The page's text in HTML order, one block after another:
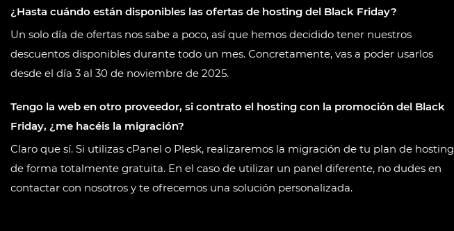
¿Hasta cuándo están disponibles las ofertas de hosting del Black Friday?
Un solo día de ofertas nos sabe a poco, así que hemos decidido tener nuestros
descuentos disponibles durante todo un mes. Concretamente, vas a poder usarlos
desde el día 3 al 30 de noviembre de 2025.
Tengo la web en otro proveedor, si contrato el hosting con la promoción del Black
Friday, ¿me hacéis la migración?
Claro que sí. Si utilizas cPanel o Plesk, realizaremos la migración de tu plan de hosting
de forma totalmente gratuita. En el caso de utilizar un panel diferente, no dudes en
contactar con nosotros y te ofrecemos una solución personalizada.